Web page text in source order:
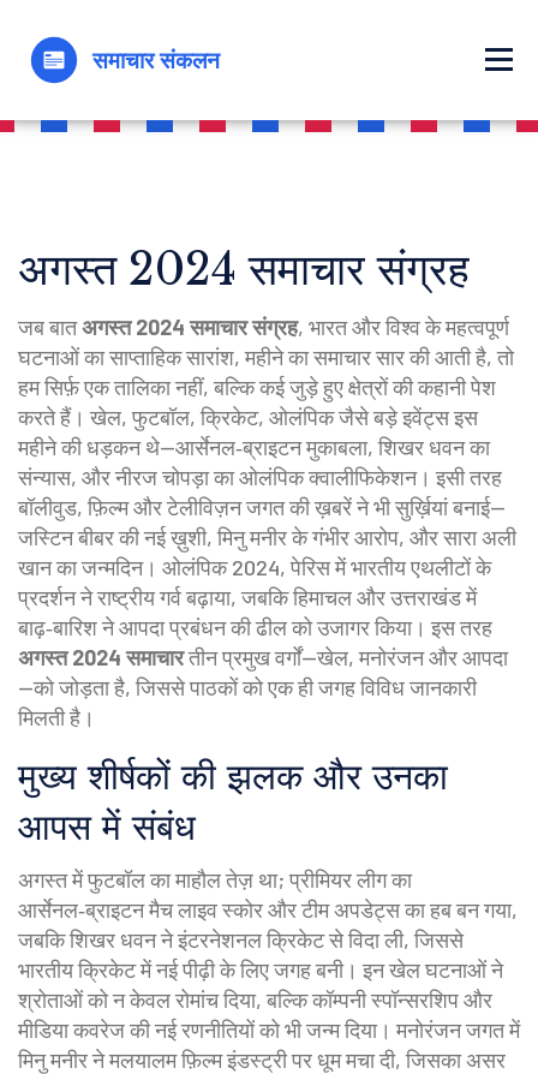
अगस्त 2024 समाचार संग्रह
जब बातअगस्त 2024 समाचार संग्रह, भारत और विश्व के महत्वपूर्ण
घटनाओं का साप्ताहिक सारांश,महीने का समाचार सारकी आती है, तो
हम सिर्फ़ एक तालिका नहीं, बल्कि कई जुड़े हुए क्षेत्रों की कहानी पेश
करते हैं।खेल,फुटबॉल, क्रिकेट, ओलंपिक जैसे बड़े इवेंट्सइस
महीने की धड़कन थे—आर्सेनल‑ब्राइटन मुकाबला, शिखर धवन का
संन्यास, और नीरज चोपड़ा का ओलंपिक क्वालीफिकेशन। इसी तरह
बॉलीवुड,फ़िल्म और टेलीविज़न जगत की ख़बरेंने भी सुर्ख़ियां बनाई—
जस्टिन बीबर की नई ख़ुशी, मिनु मनीर के गंभीर आरोप, और सारा अली
खान का जन्मदिन। ओलंपिक 2024,पेरिस में भारतीय एथलीटों के
प्रदर्शनने राष्ट्रीय गर्व बढ़ाया, जबकि हिमाचल और उत्तराखंड में
बाढ़‑बारिश ने आपदा प्रबंधन की ढील को उजागर किया। इस तरह
अगस्त 2024 समाचारतीन प्रमुख वर्गों—खेल, मनोरंजन और आपदा
—को जोड़ता है, जिससे पाठकों को एक ही जगह विविध जानकारी
मिलती है।
मुख्य शीर्षकों की झलक और उनका
आपस में संबंध
अगस्त में फुटबॉल का माहौल तेज़ था; प्रीमियर लीग का
आर्सेनल‑ब्राइटन मैच लाइव स्कोर और टीम अपडेट्स का हब बन गया,
जबकि शिखर धवन ने इंटरनेशनल क्रिकेट से विदा ली, जिससे
भारतीय क्रिकेट में नई पीढ़ी के लिए जगह बनी। इन खेल घटनाओं ने
श्रोताओं को न केवल रोमांच दिया, बल्कि कॉम्पनी स्पॉन्सरशिप और
मीडिया कवरेज की नई रणनीतियों को भी जन्म दिया। मनोरंजन जगत में
मिनु मनीर ने मलयालम फ़िल्म इंडस्ट्री पर धूम मचा दी, जिसका असर